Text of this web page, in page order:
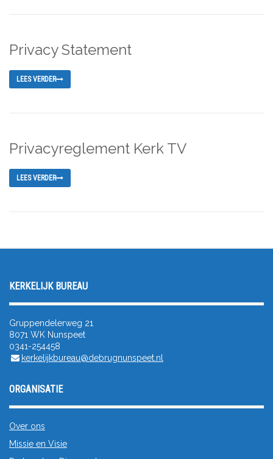
Privacy Statement
LEES VERDER
Privacyreglement Kerk TV
LEES VERDER
KERKELIJK BUREAU
Gruppendelerweg 21
8071 WK Nunspeet
0341-254458
kerkelijkbureau@debrugnunspeet.nl
ORGANISATIE
Over ons
Missie en Visie